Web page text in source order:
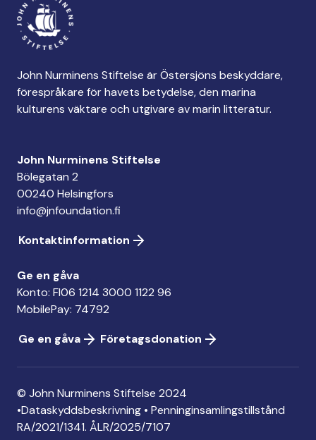
John Nurminens Stiftelse är Östersjöns beskyddare,
förespråkare för havets betydelse, den marina
kulturens väktare och utgivare av marin litteratur.
John Nurminens Stiftelse
Bölegatan 2
00240 Helsingfors
info@jnfoundation.fi
Kontaktinformation
Ge en gåva
Konto: FI06 1214 3000 1122 96
MobilePay: 74792
Ge en gåva
Företagsdonation
© John Nurminens Stiftelse 2024
•Dataskyddsbeskrivning • Penninginsamlingstillstånd
RA/2021/1341. ÅLR/2025/7107